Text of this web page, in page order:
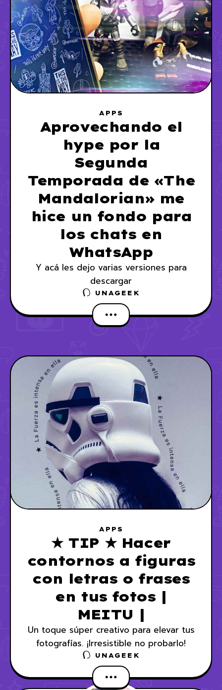
APPS
Aprovechando el
hype por la
Segunda
Temporada de «The
Mandalorian» me
hice un fondo para
los chats en
WhatsApp
Y acá les dejo varias versiones para
descargar
UNAGEEK
APPS
★ TIP ★ Hacer
contornos a figuras
con letras o frases
en tus fotos |
MEITU |
Un toque súper creativo para elevar tus
fotografías. ¡Irresistible no probarlo!
UNAGEEK